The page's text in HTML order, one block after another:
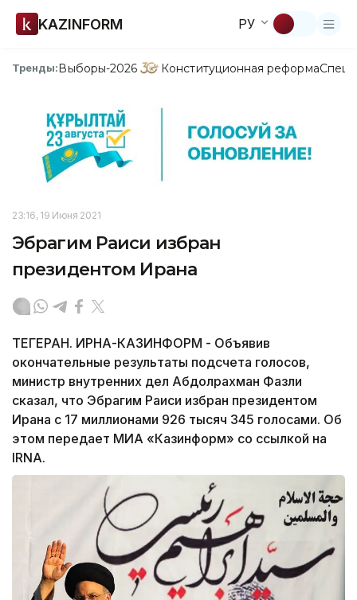
KAZINFORM РУ
Тренды:Выборы-2026 Конституционная реформа
23:16, 19 Июня 2021
Эбрагим Раиси избран
президентом Ирана
ТЕГЕРАН. ИРНА-КАЗИНФОРМ - Объявив
окончательные результаты подсчета голосов,
министр внутренних дел Абдолрахман Фазли
сказал, что Эбрагим Раиси избран президентом
Ирана с 17 миллионами 926 тысяч 345 голосами. Об
этом передает МИА «Казинформ» со ссылкой на
IRNA.